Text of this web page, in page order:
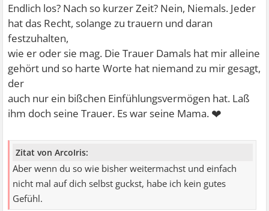
Endlich los? Nach so kurzer Zeit? Nein, Niemals. Jeder
hat das Recht, solange zu trauern und daran
festzuhalten,
wie er oder sie mag. Die Trauer Damals hat mir alleine
gehört und so harte Worte hat niemand zu mir gesagt,
der
auch nur ein bißchen Einfühlungsvermögen hat. Laß
ihm doch seine Trauer. Es war seine Mama. ❤
Zitat von ArcoIris:
Aber wenn du so wie bisher weitermachst und einfach
nicht mal auf dich selbst guckst, habe ich kein gutes
Gefühl.